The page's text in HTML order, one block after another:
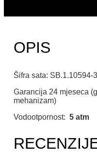
OPIS
Šifra sata: SB.1.10594-3
Garancija 24 mjeseca
mehanizam)
Vodootpornost: 5 atm